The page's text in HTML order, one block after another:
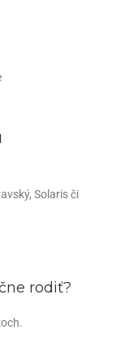
Solaris či
rodiť?